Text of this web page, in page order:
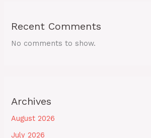
Recent Comments
No comments to show.
Archives
August 2026
July 2026